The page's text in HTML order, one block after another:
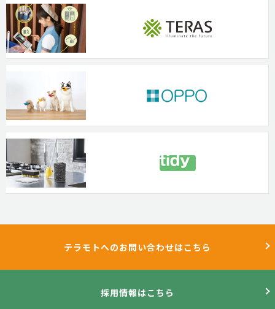
テラモトへのお問い合わせはこちら
採用情報はこちら